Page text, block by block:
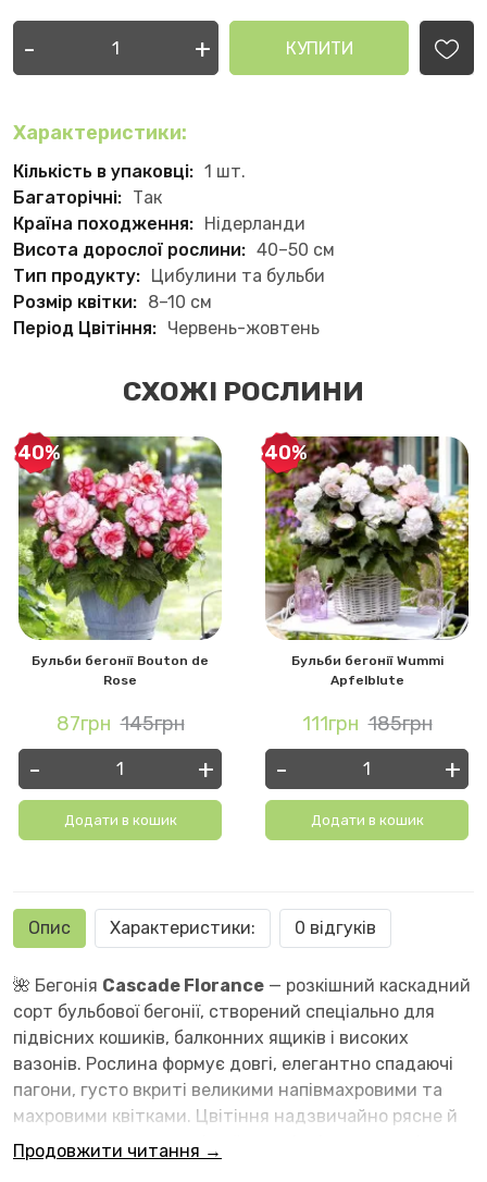
- + КУПИТИ
Характеристики:
Кількість в упаковці: 1 шт.
Багаторічні: Так
Країна походження: Нідерланди
Висота дорослої рослини: 40–50 см
Тип продукту: Цибулини та бульби
Розмір квітки: 8–10 см
Період Цвітіння: Червень-жовтень
СХОЖІ РОСЛИНИ
-40%
Бульби бегонії Bouton de
Rose
87грн 145грн
- +
Додати в кошик
-40%
Бульби бегонії Wummi
Apfelblute
111грн 185грн
- +
Додати в кошик
Опис Характеристики: 0 відгуків
🌺 Бегонія Cascade Florance — розкішний каскадний
сорт бульбової бегонії, створений спеціально для
підвісних кошиків, балконних ящиків і високих
вазонів. Рослина формує довгі, елегантно спадаючі
пагони, густо вкриті великими напівмахровими та
махровими квітками. Цвітіння надзвичайно рясне й
тривале — з початку літа й до осінніх заморозків.
Продовжити читання →